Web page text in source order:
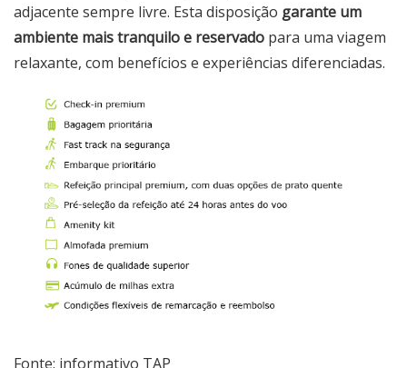
adjacente sempre livre. Esta disposição garante um
ambiente mais tranquilo e reservado para uma viagem
relaxante, com benefícios e experiências diferenciadas.
Fonte: informativo TAP